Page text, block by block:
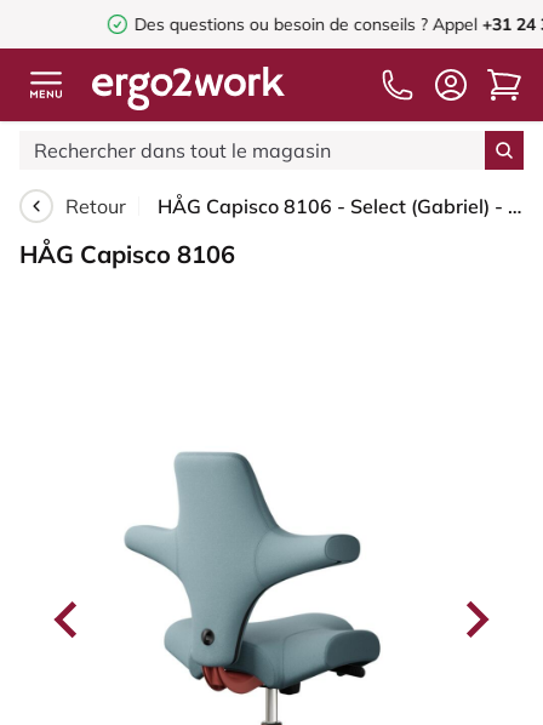
Des questions ou besoin de conseils ?Appel +31 24
Retour HÅG Capisco 8106 - Select (Gabriel) - Laine / Polyamide - SC67098 - Glacier blue - Blush Rose - 150 mm (hauteur d’assise 40–55 cm) - Patins
HÅG Capisco 8106